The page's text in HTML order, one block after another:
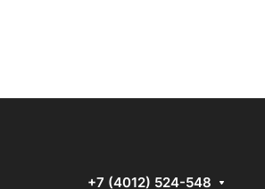
+7 (4012) 524-548